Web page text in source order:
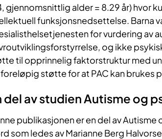
gjennomsnittlig alder = 8.29 år) hvor
funksjonsnedsettelse. Barna
for vurdering av
og ikke
til opprinnelig faktorstruktur med
støtte for at PAC kan brukes
del av studien Autisme og
publikasjonen er en del av
som ledes av Marianne Berg